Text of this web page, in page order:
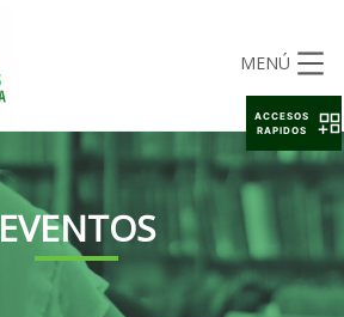
MENÚ
EVENTOS
ACCESOS
RAPIDOS